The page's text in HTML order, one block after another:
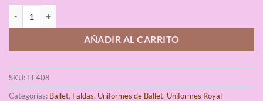
AÑADIR AL CARRITO
SKU: EF408
Categorías: Ballet, Faldas, Uniformes de Ballet, Uniformes Royal